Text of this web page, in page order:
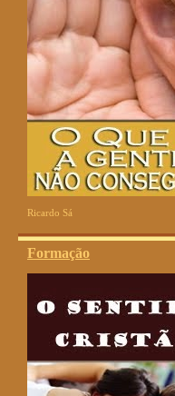
Ricardo Sá
Formação